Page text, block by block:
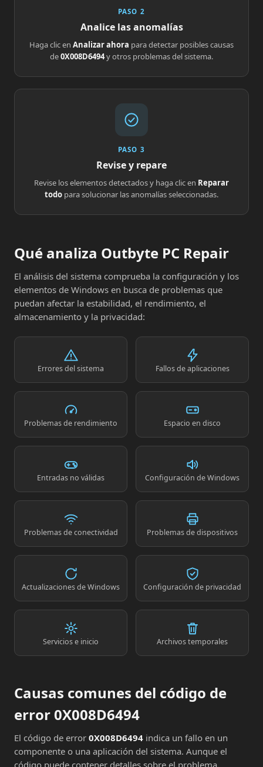
PASO 2
Analice las anomalías
Haga clic en Analizar ahora para detectar posibles causas
de0X008D6494y otros problemas del sistema.
PASO 3
Revise y repare
Revise los elementos detectados y haga clic en Reparar
todo para solucionar las anomalías seleccionadas.
Qué analiza Outbyte PC Repair
El análisis del sistema comprueba la configuración y los
elementos de Windows en busca de problemas que
puedan afectar la estabilidad, el rendimiento, el
almacenamiento y la privacidad:
Errores del sistema Fallos de aplicaciones
Problemas de rendimiento Espacio en disco
Entradas no válidas Configuración de Windows
Problemas de conectividad Problemas de dispositivos
Actualizaciones de Windows Configuración de privacidad
Servicios e inicio Archivos temporales
Causas comunes del código de
error 0X008D6494
El código de error 0X008D6494 indica un fallo en un
componente o una aplicación del sistema. Aunque el
código puede contener detalles sobre el problema,